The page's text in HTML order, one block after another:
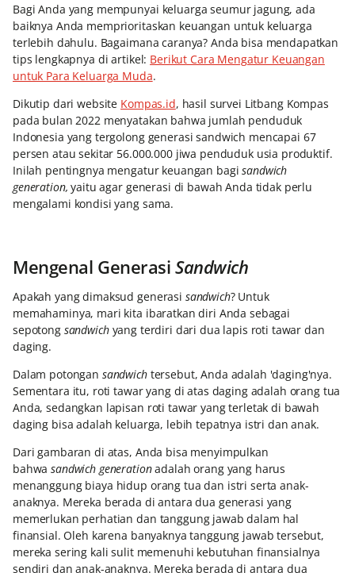
Bagi Anda yang mempunyai keluarga seumur jagung, ada
baiknya Anda memprioritaskan keuangan untuk keluarga
terlebih dahulu. Bagaimana caranya? Anda bisa mendapatkan
tips lengkapnya di artikel: Berikut Cara Mengatur Keuangan
untuk Para Keluarga Muda.
Dikutip dari website Kompas.id, hasil survei Litbang Kompas
pada bulan 2022 menyatakan bahwa jumlah penduduk
Indonesia yang tergolong generasi sandwich mencapai 67
persen atau sekitar 56.000.000 jiwa penduduk usia produktif.
Inilah pentingnya mengatur keuangan bagisandwich
generation, yaitu agar generasi di bawah Anda tidak perlu
mengalami kondisi yang sama.
Mengenal GenerasiSandwich
Apakah yang dimaksud generasi sandwich? Untuk
memahaminya, mari kita ibaratkan diri Anda sebagai
sepotong sandwich yang terdiri dari dua lapis roti tawar dan
daging.
Dalam potongan sandwich tersebut, Anda adalah 'daging'nya.
Sementara itu, roti tawar yang di atas daging adalah orang tua
Anda, sedangkan lapisan roti tawar yang terletak di bawah
daging bisa adalah keluarga, lebih tepatnya istri dan anak.
Dari gambaran di atas, Anda bisa menyimpulkan
bahwasandwich generationadalah orang yang harus
menanggung biaya hidup orang tua dan istri serta anak-
anaknya. Mereka berada di antara dua generasi yang
memerlukan perhatian dan tanggung jawab dalam hal
finansial. Oleh karena banyaknya tanggung jawab tersebut,
mereka sering kali sulit memenuhi kebutuhan finansialnya
sendiri dan anak-anaknya. Mereka berada di antara dua